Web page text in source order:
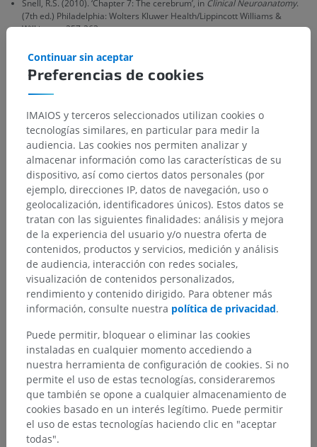
Snell, R.S. (2010). ‘Chapter 7: The cerebrum’, in Clinical Neuroanatomy.
(7th ed.) Philadelphia: Wolters Kluwer Health/Lippincott Williams &
Wilkins, pp.257-263.
Galería
Preferencias de cookies
Continuar sin aceptar
IMAIOS y terceros seleccionados utilizan cookies o
tecnologías similares, en particular para medir la
audiencia. Las cookies nos permiten analizar y
almacenar información como las características de su
dispositivo, así como ciertos datos personales (por
ejemplo, direcciones IP, datos de navegación, uso o
geolocalización, identificadores únicos). Estos datos se
tratan con las siguientes finalidades: análisis y mejora
de la experiencia del usuario y/o nuestra oferta de
contenidos, productos y servicios, medición y análisis
de audiencia, interacción con redes sociales,
visualización de contenidos personalizados,
rendimiento y contenido dirigido. Para obtener más
información, consulte nuestra política de privacidad.
Puede permitir, bloquear o eliminar las cookies
instaladas en cualquier momento accediendo a
nuestra herramienta de configuración de cookies. Si no
permite el uso de estas tecnologías, consideraremos
que también se opone a cualquier almacenamiento de
cookies basado en un interés legítimo. Puede permitir
el uso de estas tecnologías haciendo clic en "aceptar
todas".